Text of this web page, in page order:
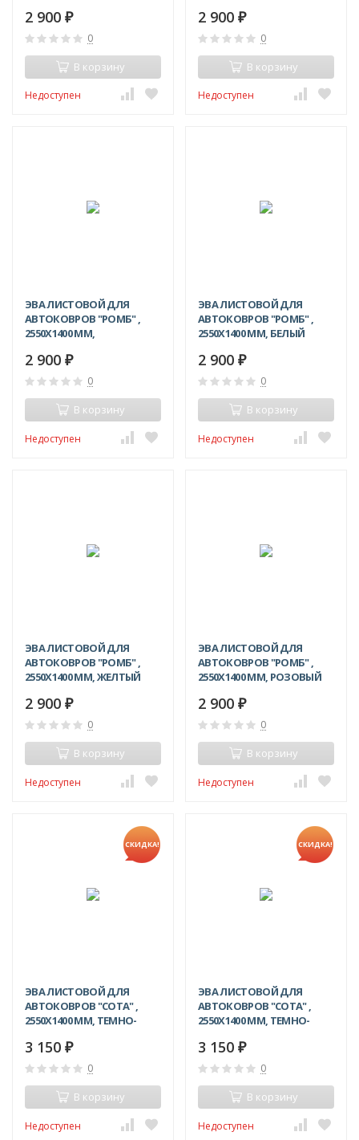
2 900 ₽
0
В корзину
Недоступен
2 900 ₽
0
В корзину
Недоступен
ЭВА ЛИСТОВОЙ ДЛЯ
АВТОКОВРОВ "РОМБ" ,
2550Х1400 ММ,
2 900 ₽
0
В корзину
Недоступен
ЭВА ЛИСТОВОЙ ДЛЯ
АВТОКОВРОВ "РОМБ" ,
2550Х1400 ММ, БЕЛЫЙ
2 900 ₽
0
В корзину
Недоступен
ЭВА ЛИСТОВОЙ ДЛЯ
АВТОКОВРОВ "РОМБ" ,
2550Х1400 ММ, ЖЕЛТЫЙ
2 900 ₽
0
В корзину
Недоступен
ЭВА ЛИСТОВОЙ ДЛЯ
АВТОКОВРОВ "РОМБ" ,
2550Х1400 ММ, РОЗОВЫЙ
2 900 ₽
0
В корзину
Недоступен
СКИДКА!
ЭВА ЛИСТОВОЙ ДЛЯ
АВТОКОВРОВ "СОТА" ,
2550Х1400 ММ, ТЕМНО-
3 150 ₽
0
В корзину
Недоступен
СКИДКА!
ЭВА ЛИСТОВОЙ ДЛЯ
АВТОКОВРОВ "СОТА" ,
2550Х1400 ММ, ТЕМНО-
3 150 ₽
0
В корзину
Недоступен